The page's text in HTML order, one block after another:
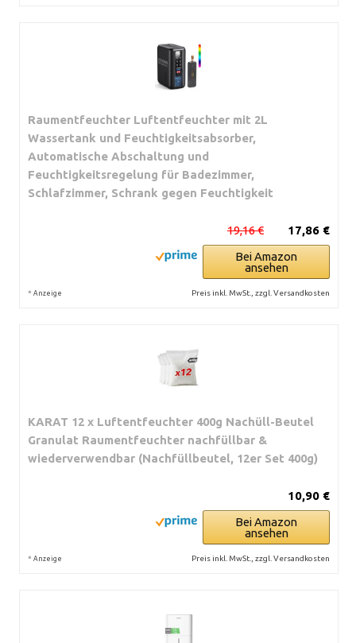
Raumentfeuchter Luftentfeuchter mit 2L
Wassertank und Feuchtigkeitsabsorber,
Automatische Abschaltung und
Feuchtigkeitsregelung für Badezimmer,
Schlafzimmer, Schrank gegen Feuchtigkeit
17,86 €
19,16 €
Bei Amazon
ansehen
* Anzeige Preis inkl. MwSt., zzgl. Versandkosten
KARAT 12 x Luftentfeuchter 400g Nachüll-Beutel
Granulat Raumentfeuchter nachfüllbar &
wiederverwendbar (Nachfüllbeutel, 12er Set 400g)
10,90 €
Bei Amazon
ansehen
* Anzeige Preis inkl. MwSt., zzgl. Versandkosten